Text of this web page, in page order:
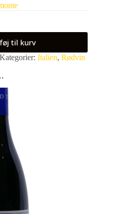
til kurv
Kategorier: Italien, Rødvin